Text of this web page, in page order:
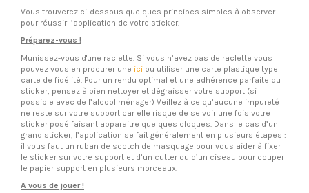
Vous trouverez ci-dessous quelques principes simples à observer
pour réussir l’application de votre sticker.
Préparez-vous !
Munissez-vous d'une raclette. Si vous n’avez pas de raclette vous
pouvez vous en procurer une ici ou utiliser une carte plastique type
carte de fidélité. Pour un rendu optimal et une adhérence parfaite du
sticker, pensez à bien nettoyer et dégraisser votre support (si
possible avec de l’alcool ménager) Veillez à ce qu’aucune impureté
ne reste sur votre support car elle risque de se voir une fois votre
sticker posé faisant apparaitre quelques cloques. Dans le cas d’un
grand sticker, l’application se fait généralement en plusieurs étapes :
il vous faut un ruban de scotch de masquage pour vous aider à fixer
le sticker sur votre support et d’un cutter ou d’un ciseau pour couper
le papier support en plusieurs morceaux.
A vous de jouer !